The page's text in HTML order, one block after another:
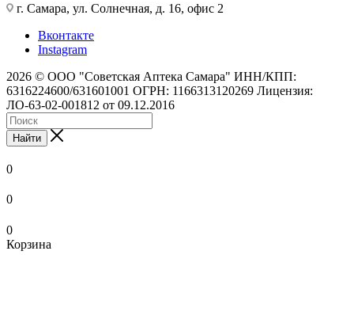
г. Самара, ул. Солнечная, д. 16, офис 2
Вконтакте
Instagram
2026 © ООО "Советская Аптека Самара" ИНН/КПП:
6316224600/631601001 ОГРН: 1166313120269 Лицензия:
ЛО-63-02-001812 от 09.12.2016
Найти
0
0
0
Корзина